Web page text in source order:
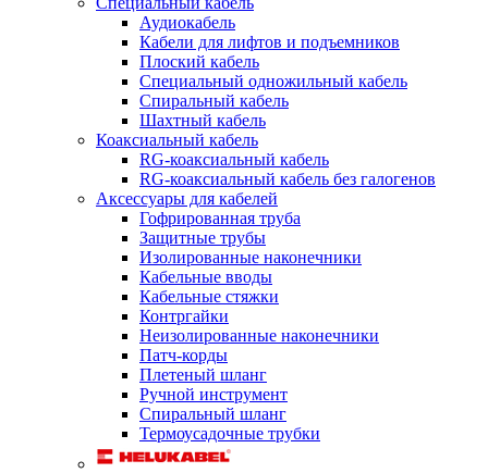
Аудиокабель
Кабели для лифтов и подъемников
Плоский кабель
Специальный одножильный кабель
Спиральный кабель
Шахтный кабель
Коаксиальный кабель
RG-коаксиальный кабель
RG-коаксиальный кабель без галогенов
Аксессуары для кабелей
Гофрированная труба
Защитные трубы
Изолированные наконечники
Кабельные вводы
Кабельные стяжки
Контргайки
Неизолированные наконечники
Патч-корды
Плетеный шланг
Ручной инструмент
Спиральный шланг
Термоусадочные трубки